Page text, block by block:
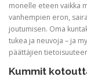
monelle eteen vaikka
vanhempien eron,
joutumisen. Oma
tukea ja neuvoja – ja
päättäjien
Kummit